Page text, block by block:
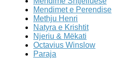
Mendimet e Perendise
Methju Henri
Natyra e Krishtit
Njeriu & Mëkati
Octavius Winslow
Paraja